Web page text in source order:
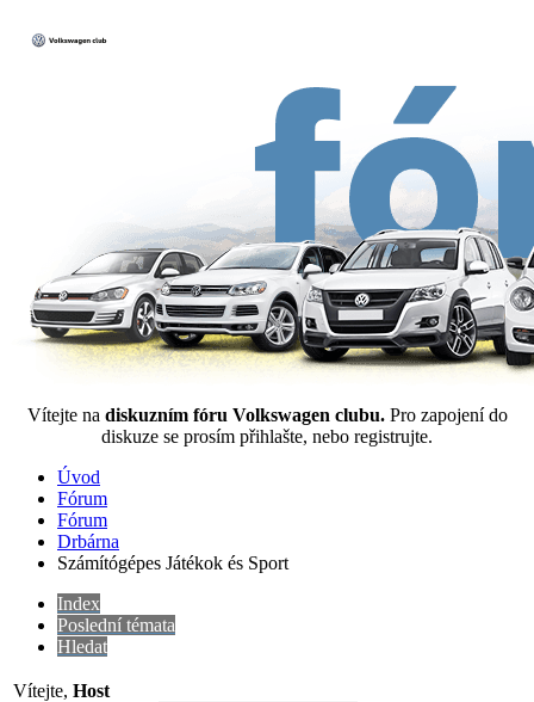
Vítejte na diskuzním fóru Volkswagen clubu. Pro zapojení do
diskuze se prosím přihlašte, nebo registrujte.
Úvod
Fórum
Fórum
Drbárna
Számítógépes Játékok és Sport
Index
Poslední témata
Hledat
Vítejte, Host